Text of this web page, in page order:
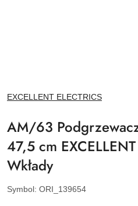
NAZWA
PRODUCENTA:
EXCELLENT ELECTRICS
AM/63
47,5 cm
Wkłady
Symbol: ORI_139654